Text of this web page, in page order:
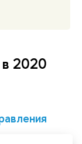
2020